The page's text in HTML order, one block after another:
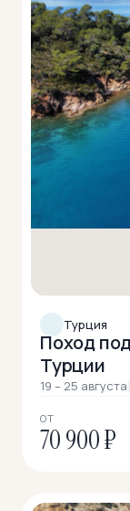
Турция
Поход
Турции
19 – 25 августа
ОТ
70 900 ₽